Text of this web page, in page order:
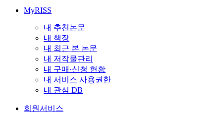
MyRISS
내 추천논문
내 책장
내 최근 본 논문
내 저작물관리
내 구매·신청 현황
내 서비스 사용권한
내 관심 DB
회원서비스